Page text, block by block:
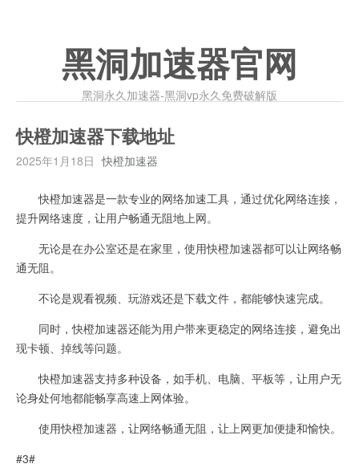
黑洞加速器官网
黑洞永久加速器-黑洞vp永久免费破解版
快橙加速器下载地址
2025年1月18日 快橙加速器
快橙加速器是一款专业的网络加速工具，通过优化网络连接，
提升网络速度，让用户畅通无阻地上网。
无论是在办公室还是在家里，使用快橙加速器都可以让网络畅
通无阻。
不论是观看视频、玩游戏还是下载文件，都能够快速完成。
同时，快橙加速器还能为用户带来更稳定的网络连接，避免出
现卡顿、掉线等问题。
快橙加速器支持多种设备，如手机、电脑、平板等，让用户无
论身处何地都能畅享高速上网体验。
使用快橙加速器，让网络畅通无阻，让上网更加便捷和愉快。
#3#